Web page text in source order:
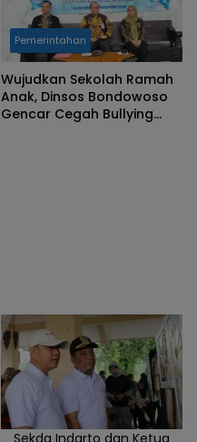
Pemerintahan
Wujudkan Sekolah Ramah
Anak, Dinsos Bondowoso
Gencar Cegah Bullying